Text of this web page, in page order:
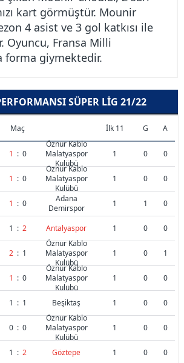
kart görmüştür. Mounir
4 asist ve 3 gol katkısı ile
Oyuncu, Fransa Milli
forma giymektedir.
SÜPER LIG 21/22
Maç İlk 11 G A
1 : 0
Öznur Kablo
Malatyaspor
Kulübü
1 0 0
1 : 0
Öznur Kablo
Malatyaspor
Kulübü
1 0
0
1 : 0
Adana
Demirspor
1 1
0
1 : 2 Antalyaspor 1 0 0
2 : 1
Öznur Kablo
Malatyaspor
Kulübü
1 0
1
1 : 0
Öznur Kablo
Malatyaspor
Kulübü
1 0
0
1 : 1 Beşiktaş 1 0 0
0 : 0
Öznur Kablo
Malatyaspor
Kulübü
1 0
0
1 : 2 Göztepe 1 0 0